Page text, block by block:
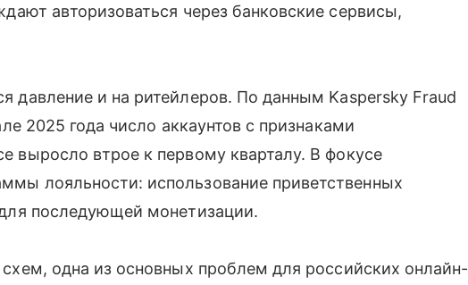
авторизоваться через банковские сервисы,
давление и на ритейлеров. По данным Kaspersky Fraud
2025 года число аккаунтов с признаками
выросло втрое к первому кварталу. В фокусе
лояльности: использование приветственных
последующей монетизации.
одна из основных проблем для российских онлайн-